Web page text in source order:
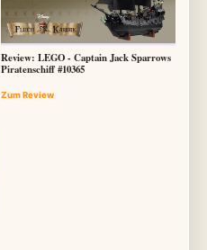
Review: LEGO - Captain Jack Sparrows
Piratenschiff #10365
Zum Review